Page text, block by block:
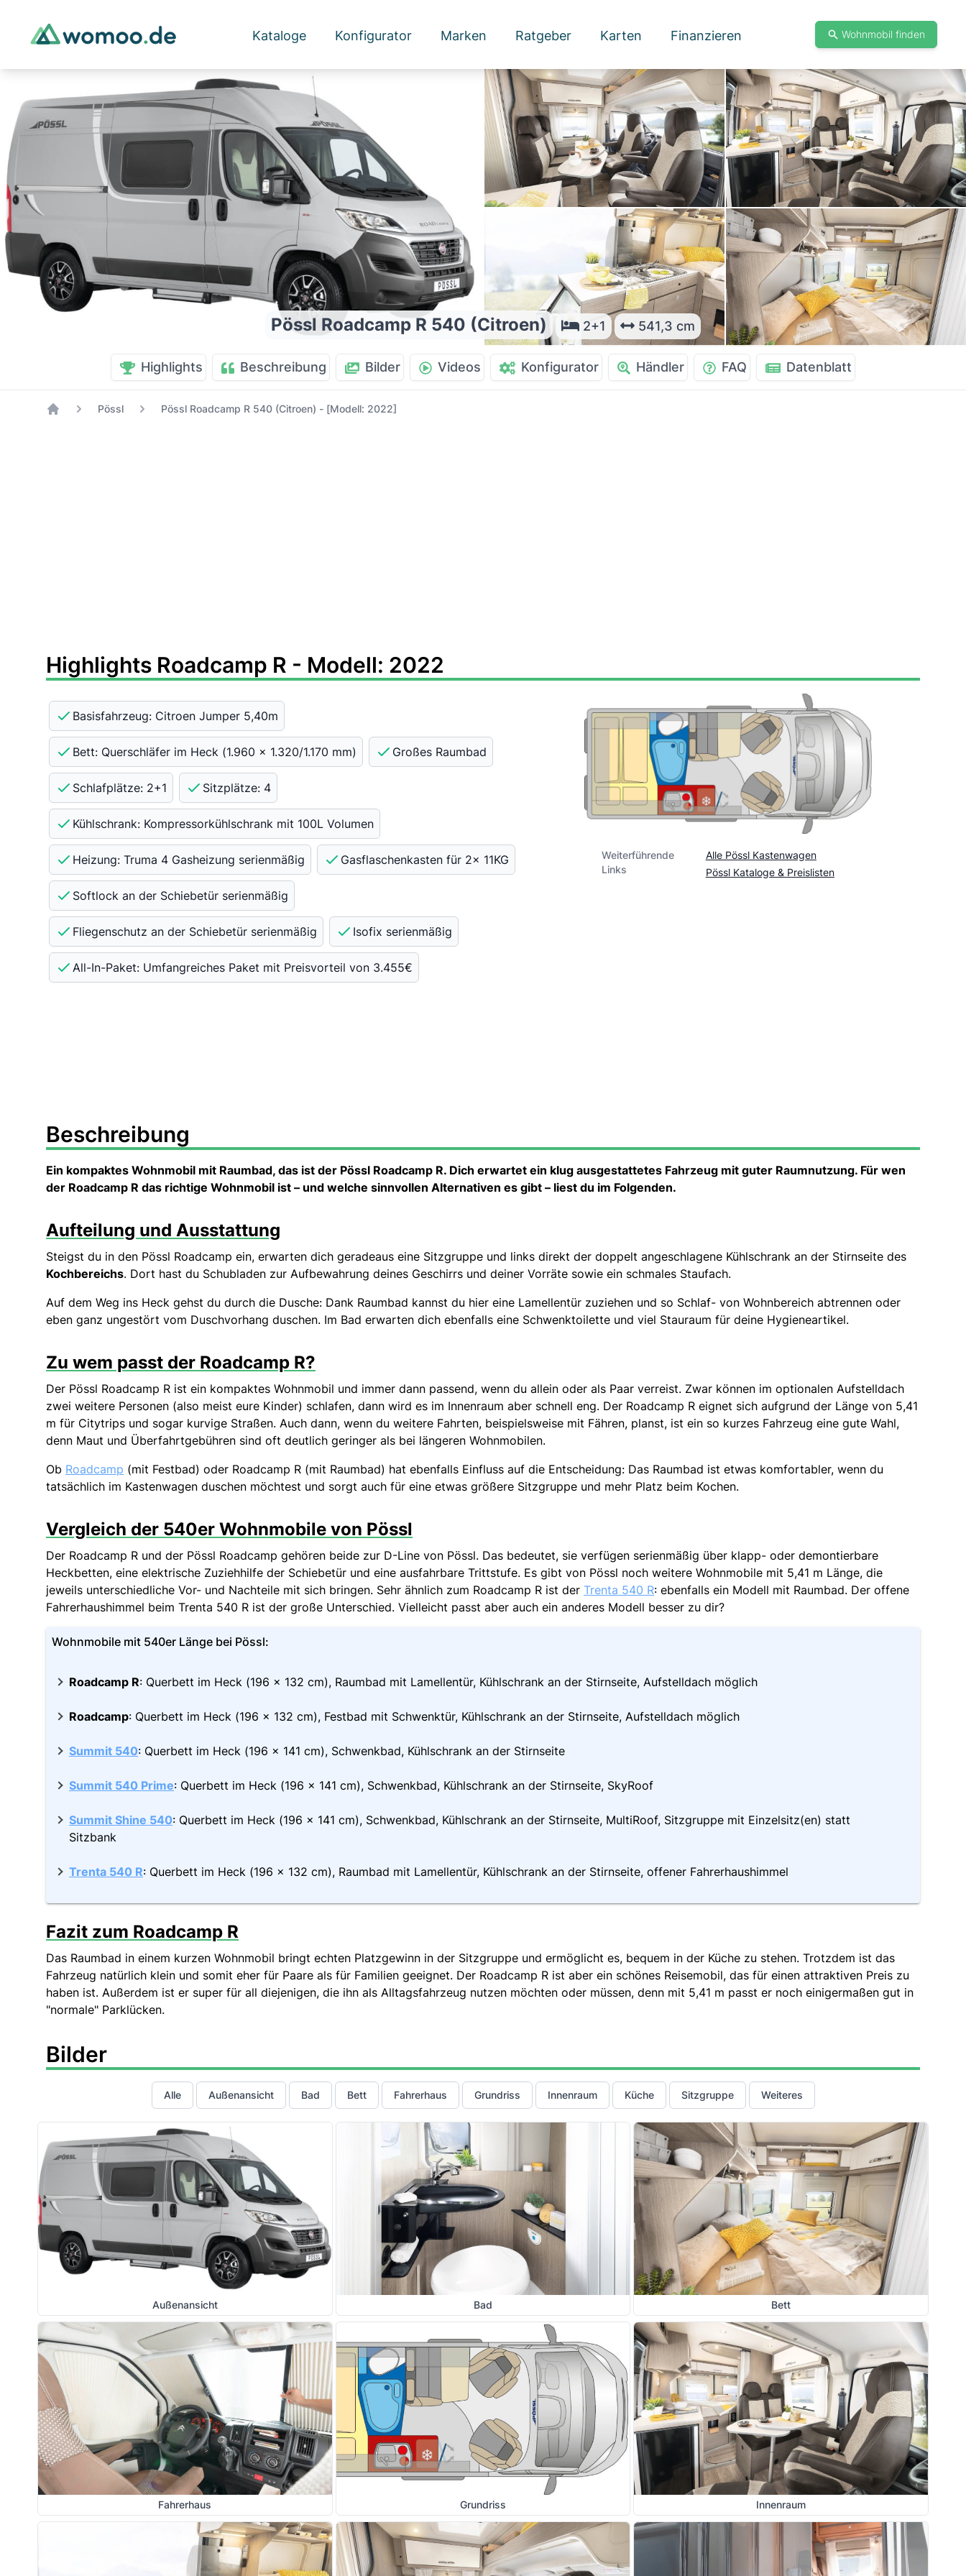
Kataloge Konfigurator Marken Ratgeber Karten Finanzieren Wohnmobil finden
Pössl Roadcamp R 540 (Citroen) 2+1 541,3 cm
Highlights Beschreibung Bilder Videos Konfigurator Händler FAQ Datenblatt
Pössl Pössl Roadcamp R 540 (Citroen) - [Modell: 2022]
Highlights Roadcamp R - Modell: 2022
Basisfahrzeug: Citroen Jumper 5,40m
Bett: Querschläfer im Heck (1.960 x 1.320/1.170 mm) Großes Raumbad
Schlafplätze: 2+1 Sitzplätze: 4
Kühlschrank: Kompressorkühlschrank mit 100L Volumen
Heizung: Truma 4 Gasheizung serienmäßig Gasflaschenkasten für 2x 11KG
Softlock an der Schiebetür serienmäßig
Fliegenschutz an der Schiebetür serienmäßig Isofix serienmäßig
All-In-Paket: Umfangreiches Paket mit Preisvorteil von 3.455€
Weiterführende
Links
Alle Pössl Kastenwagen
Pössl Kataloge & Preislisten
Beschreibung
Ein kompaktes Wohnmobil mit Raumbad, das ist der Pössl Roadcamp R. Dich erwartet ein klug ausgestattetes Fahrzeug mit guter Raumnutzung. Für wen
der Roadcamp R das richtige Wohnmobil ist – und welche sinnvollen Alternativen es gibt – liest du im Folgenden.
Aufteilung und Ausstattung
Steigst du in den Pössl Roadcamp ein, erwarten dich geradeaus eine Sitzgruppe und links direkt der doppelt angeschlagene Kühlschrank an der Stirnseite des
Kochbereichs. Dort hast du Schubladen zur Aufbewahrung deines Geschirrs und deiner Vorräte sowie ein schmales Staufach.
Auf dem Weg ins Heck gehst du durch die Dusche: Dank Raumbad kannst du hier eine Lamellentür zuziehen und so Schlaf- von Wohnbereich abtrennen oder
eben ganz ungestört vom Duschvorhang duschen. Im Bad erwarten dich ebenfalls eine Schwenktoilette und viel Stauraum für deine Hygieneartikel.
Zu wem passt der Roadcamp R?
Der Pössl Roadcamp R ist ein kompaktes Wohnmobil und immer dann passend, wenn du allein oder als Paar verreist. Zwar können im optionalen Aufstelldach
zwei weitere Personen (also meist eure Kinder) schlafen, dann wird es im Innenraum aber schnell eng. Der Roadcamp R eignet sich aufgrund der Länge von 5,41
m für Citytrips und sogar kurvige Straßen. Auch dann, wenn du weitere Fahrten, beispielsweise mit Fähren, planst, ist ein so kurzes Fahrzeug eine gute Wahl,
denn Maut und Überfahrtgebühren sind oft deutlich geringer als bei längeren Wohnmobilen.
Ob Roadcamp (mit Festbad) oder Roadcamp R (mit Raumbad) hat ebenfalls Einfluss auf die Entscheidung: Das Raumbad ist etwas komfortabler, wenn du
tatsächlich im Kastenwagen duschen möchtest und sorgt auch für eine etwas größere Sitzgruppe und mehr Platz beim Kochen.
Vergleich der 540er Wohnmobile von Pössl
Der Roadcamp R und der Pössl Roadcamp gehören beide zur D-Line von Pössl. Das bedeutet, sie verfügen serienmäßig über klapp- oder demontierbare
Heckbetten, eine elektrische Zuziehhilfe der Schiebetür und eine ausfahrbare Trittstufe. Es gibt von Pössl noch weitere Wohnmobile mit 5,41 m Länge, die
jeweils unterschiedliche Vor- und Nachteile mit sich bringen. Sehr ähnlich zum Roadcamp R ist der Trenta 540 R: ebenfalls ein Modell mit Raumbad. Der offene
Fahrerhaushimmel beim Trenta 540 R ist der große Unterschied. Vielleicht passt aber auch ein anderes Modell besser zu dir?
Wohnmobile mit 540er Länge bei Pössl:
Roadcamp R: Querbett im Heck (196 x 132 cm), Raumbad mit Lamellentür, Kühlschrank an der Stirnseite, Aufstelldach möglich
Roadcamp: Querbett im Heck (196 x 132 cm), Festbad mit Schwenktür, Kühlschrank an der Stirnseite, Aufstelldach möglich
Summit 540: Querbett im Heck (196 x 141 cm), Schwenkbad, Kühlschrank an der Stirnseite
Summit 540 Prime: Querbett im Heck (196 x 141 cm), Schwenkbad, Kühlschrank an der Stirnseite, SkyRoof
Summit Shine 540: Querbett im Heck (196 x 141 cm), Schwenkbad, Kühlschrank an der Stirnseite, MultiRoof, Sitzgruppe mit Einzelsitz(en) statt
Sitzbank
Trenta 540 R: Querbett im Heck (196 x 132 cm), Raumbad mit Lamellentür, Kühlschrank an der Stirnseite, offener Fahrerhaushimmel
Fazit zum Roadcamp R
Das Raumbad in einem kurzen Wohnmobil bringt echten Platzgewinn in der Sitzgruppe und ermöglicht es, bequem in der Küche zu stehen. Trotzdem ist das
Fahrzeug natürlich klein und somit eher für Paare als für Familien geeignet. Der Roadcamp R ist aber ein schönes Reisemobil, das für einen attraktiven Preis zu
haben ist. Außerdem ist er super für all diejenigen, die ihn als Alltagsfahrzeug nutzen möchten oder müssen, denn mit 5,41 m passt er noch einigermaßen gut in
"normale" Parklücken.
Bilder
Alle Außenansicht Bad Bett Fahrerhaus Grundriss Innenraum Küche Sitzgruppe Weiteres
Außenansicht Bad Bett
Fahrerhaus Grundriss Innenraum